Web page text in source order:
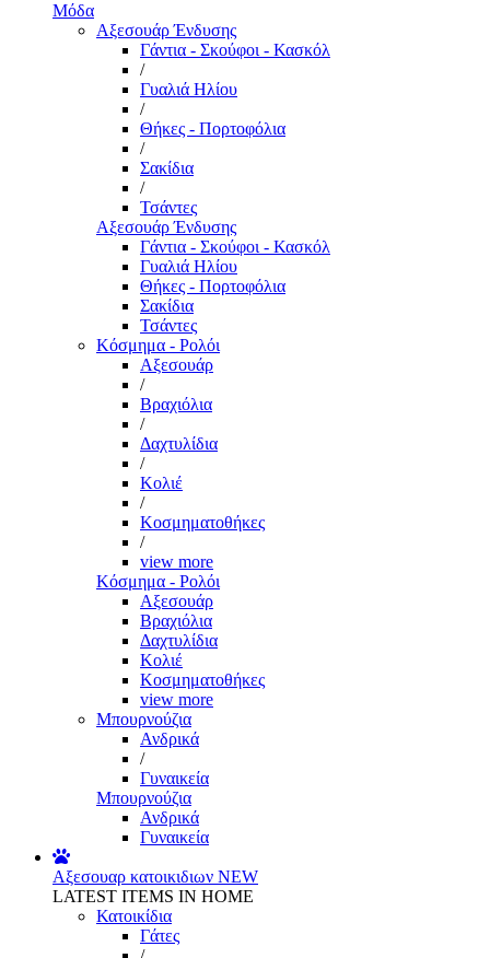
Μόδα
Αξεσουάρ Ένδυσης
Γάντια - Σκούφοι - Κασκόλ
/
Γυαλιά Ηλίου
/
Θήκες - Πορτοφόλια
/
Σακίδια
/
Τσάντες
Αξεσουάρ Ένδυσης
Γάντια - Σκούφοι - Κασκόλ
Γυαλιά Ηλίου
Θήκες - Πορτοφόλια
Σακίδια
Τσάντες
Κόσμημα - Ρολόι
Αξεσουάρ
/
Βραχιόλια
/
Δαχτυλίδια
/
Κολιέ
/
Κοσμηματοθήκες
/
view more
Κόσμημα - Ρολόι
Αξεσουάρ
Βραχιόλια
Δαχτυλίδια
Κολιέ
Κοσμηματοθήκες
view more
Μπουρνούζια
Ανδρικά
/
Γυναικεία
Μπουρνούζια
Ανδρικά
Γυναικεία
Αξεσουαρ κατοικιδιων NEW
LATEST ITEMS IN HOME
Κατοικίδια
Γάτες